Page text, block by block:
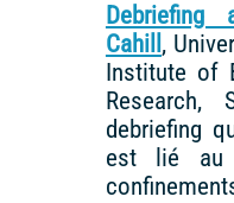
Debriefing
Cahill ,
Institute of
debriefing
est lié au